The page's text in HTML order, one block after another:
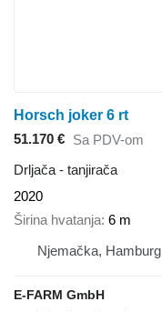
Horsch joker 6 rt
51.170 € Sa PDV-om
Drljača - tanjirača
2020
Širina hvatanja 6 m
Njemačka, Hamburg
E-FARM GmbH